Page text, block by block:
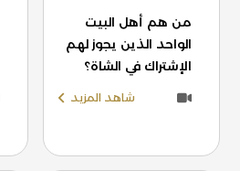
من هم أهل البيت
الواحد الذين يجوز لهم
الإشتراك في الشاة؟
شاهد المزيد